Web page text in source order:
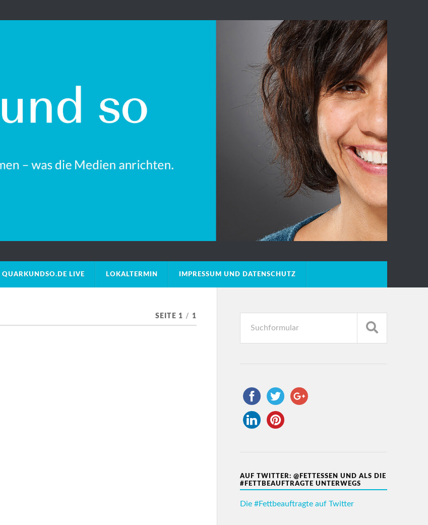
QUARKUNDSO.DE LIVE LOKALTERMIN IMPRESSUM UND DATENSCHUTZ
SEITE 1 / 1
AUF TWITTER: @FETTESSEN UND ALS DIE
#FETTBEAUFTRAGTE UNTERWEGS
Die #Fettbeauftragte auf Twitter